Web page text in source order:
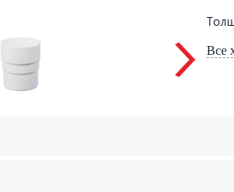
Все